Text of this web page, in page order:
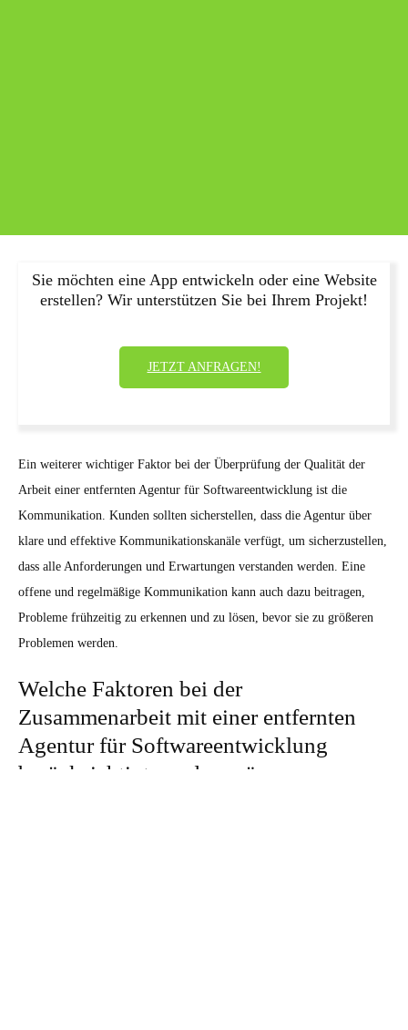
Sie möchten eine App entwickeln oder eine Website
erstellen? Wir unterstützen Sie bei Ihrem Projekt!
JETZT ANFRAGEN!
Ein weiterer wichtiger Faktor bei der Überprüfung der Qualität der
Arbeit einer entfernten Agentur für Softwareentwicklung ist die
Kommunikation. Kunden sollten sicherstellen, dass die Agentur über
klare und effektive Kommunikationskanäle verfügt, um sicherzustellen,
dass alle Anforderungen und Erwartungen verstanden werden. Eine
offene und regelmäßige Kommunikation kann auch dazu beitragen,
Probleme frühzeitig zu erkennen und zu lösen, bevor sie zu größeren
Problemen werden.
Welche Faktoren bei der
Zusammenarbeit mit einer entfernten
Agentur für Softwareentwicklung
berücksichtigt werden müssen